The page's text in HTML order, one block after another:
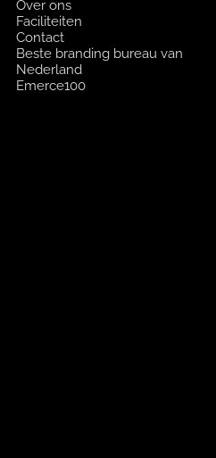
Over ons
Faciliteiten
Contact
Beste branding bureau van
Nederland
Emerce100